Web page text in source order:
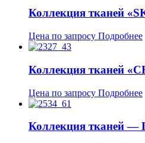
Коллекция тканей
Цена по запросу Подробнее
Коллекция тканей
Цена по запросу Подробнее
Коллекция тканей —